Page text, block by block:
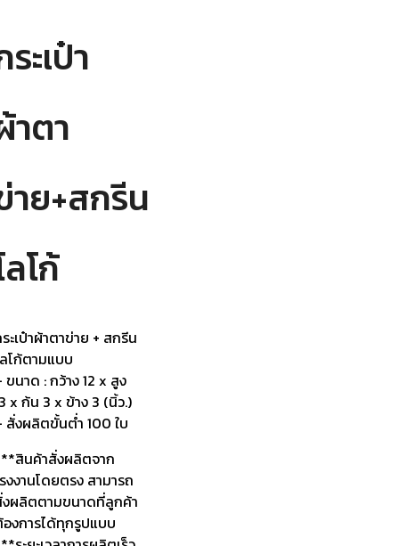
ะเป๋า
าตา
าย+สกรีน
ลโก้
ะเป๋าผ้าตาข่าย + สกรีน
โก้ตามแบบ
ขนาด : กว้าง 12 x สูง
x ก้น 3 x ข้าง 3 (นิ้ว.)
สั่งผลิตขั้นต่ำ 100 ใบ
สินค้าสั่งผลิตจาก
งงานโดยตรง สามารถ
ผลิตตามขนาดที่ลูกค้า
งการได้ทุกรูปแบบ